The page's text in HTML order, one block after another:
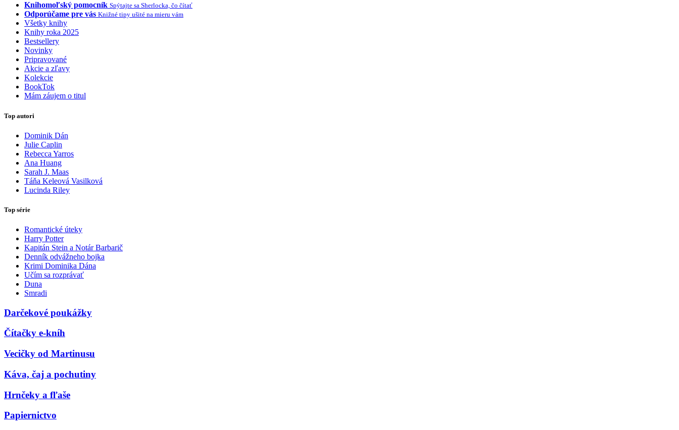
Knihomoľský pomocník Spýtajte sa Sherlocka, čo čítať
Odporúčame pre vás Knižné tipy ušité na mieru vám
Všetky knihy
Knihy roka 2025
Bestsellery
Novinky
Pripravované
Akcie a zľavy
Kolekcie
BookTok
Mám záujem o titul
Top autori
Dominik Dán
Julie Caplin
Rebecca Yarros
Ana Huang
Sarah J. Maas
Táňa Keleová Vasilková
Lucinda Riley
Top série
Romantické úteky
Harry Potter
Kapitán Stein a Notár Barbarič
Denník odvážneho bojka
Krimi Dominika Dána
Učím sa rozprávať
Duna
Smradi
Darčekové poukážky
Čítačky e-kníh
Vecičky od Martinusu
Káva, čaj a pochutiny
Hrnčeky a fľaše
Papiernictvo